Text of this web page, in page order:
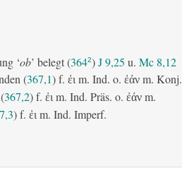
‘ob’ belegt (3642)J 9,25 u. Mc 8,12
(367,1) f. ἐι m. Ind. o. ἐάνm. Konj.
367,2) f. ἐι m. Ind. Präs. o. ἐάνm.
) f. ἐι m. Ind. Imperf.